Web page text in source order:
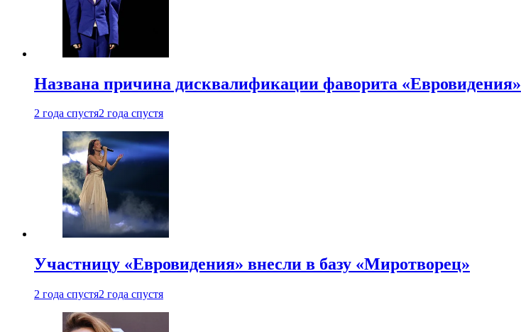
Названа причина дисквалификации фаворита «Евровидения»
2 года спустя2 года спустя
Участницу «Евровидения» внесли в базу «Миротворец»
2 года спустя2 года спустя